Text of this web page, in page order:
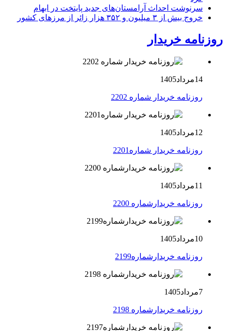
سرنوشت احداث آرامستان‌های جدید پایتخت در ابهام
خروج بیش از ۳ میلیون و ۳۵۲ هزار زائر از مرزهای کشور
روزنامه خریدار
14مرداد1405
روزنامه خریدار شماره 2202
12مرداد1405
روزنامه خریدار شماره2201
11مرداد1405
روزنامه خریدارشماره 2200
10مرداد1405
روزنامه خریدارشماره2199
7مرداد1405
روزنامه خریدارشماره 2198